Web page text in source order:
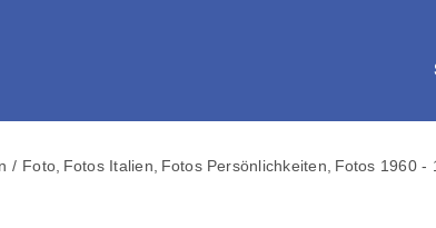
Foto Fotos Italien Fotos Persönlichkeiten Fotos 1960 -